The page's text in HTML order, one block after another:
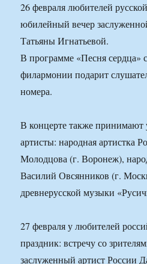
26 февраля любителей
юбилейный вечер
Татьяны Игнатьевой.
В программе «Песня сердца»
филармонии подарит
номера.
В концерте также принимают
артисты: народная артистка
Молодцова (г. Воронеж),
Василий Овсянников (г.
древнерусской музыки
27 февраля у любителей
праздник: встречу со
заслуженный артист России